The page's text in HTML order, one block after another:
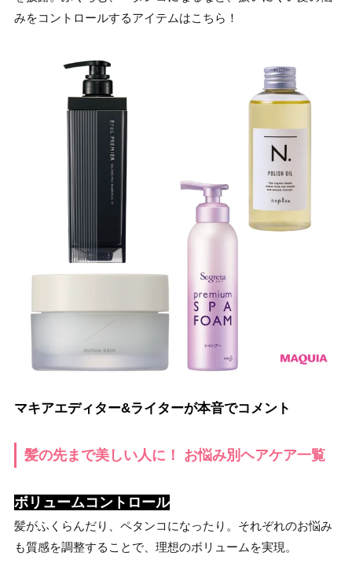
みをコントロールするアイテムはこちら！
マキアエディター&ライターが本音でコメント
髪の先まで美しい人に！ お悩み別ヘアケア一覧
ボリュームコントロール
髪がふくらんだり、ペタンコになったり。それぞれのお悩み
も質感を調整することで、理想のボリュームを実現。